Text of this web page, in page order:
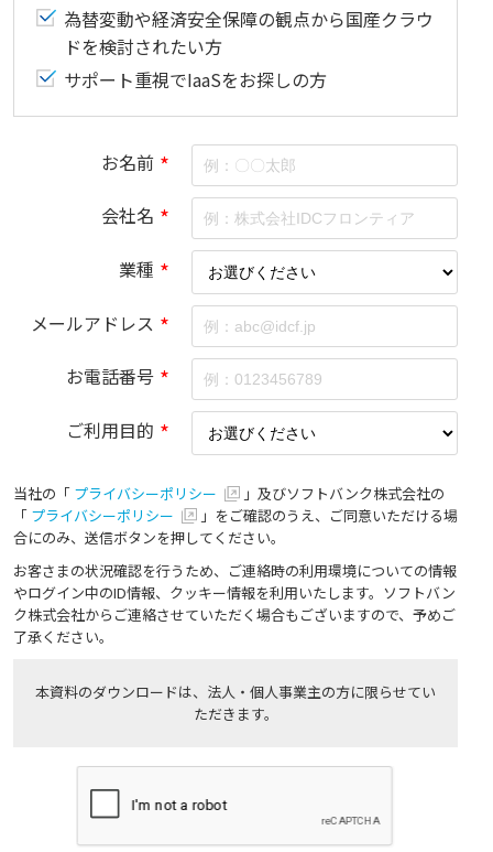
為替変動や経済安全保障の観点から国産クラウ
ドを検討されたい方
サポート重視でIaaSをお探しの方
お名前 *
会社名 *
業種 *
メールアドレス *
お電話番号 *
ご利用目的 *
当社の「 プライバシーポリシー
」及びソフトバンク株式会社の
「 プライバシーポリシー
」をご確認のうえ、ご同意いただける場
合にのみ、送信ボタンを押してください。
お客さまの状況確認を行うため、ご連絡時の利用環境についての情報
やログイン中のID情報、クッキー情報を利用いたします。ソフトバン
ク株式会社からご連絡させていただく場合もございますので、予めご
了承ください。
本資料のダウンロードは、法人・個人事業主の方に限らせてい
ただきます。